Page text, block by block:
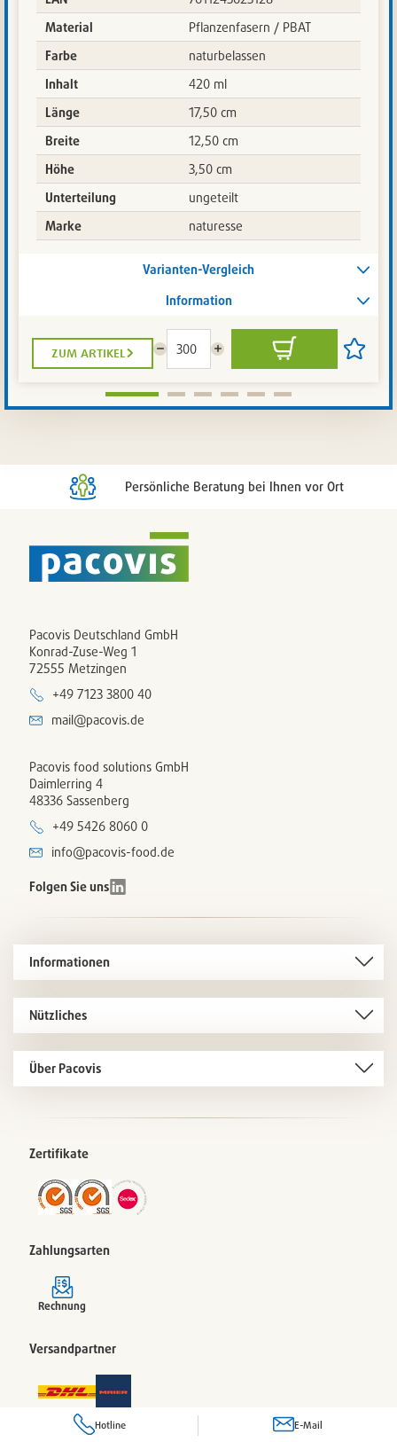
Material
Pflanzenfasern / PBAT
Farbe
naturbelassen
Inhalt
420 ml
Länge
17,50 cm
Breite
12,50 cm
Höhe
3,50 cm
Unterteilung
ungeteilt
Marke
naturesse
Varianten-Vergleich
Information
zum artikel
Menge
reduzieren
Menge
erhöhen
In
den
Artikel
setzen
Persönliche Beratung bei Ihnen vor Ort
Pacovis Deutschland GmbH
Konrad-Zuse-Weg 1
72555 Metzingen
+49 7123 3800 40
mail@pacovis.de
Pacovis food solutions GmbH
Daimlerring 4
48336 Sassenberg
+49 5426 8060 0
info@pacovis-food.de
Folgen Sie uns
Informationen
Nützliches
Über Pacovis
Zertifikate
Zahlungsarten
Rechnung
Versandpartner
Hotline E-Mail